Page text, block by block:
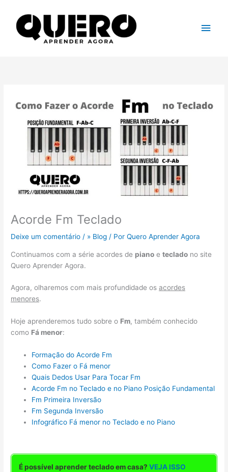
conteúdo
Acorde Fm Teclado
Deixe um comentário / » Blog / PorQuero Aprender Agora
Continuamos com a série acordes de piano eteclado no site
Quero Aprender Agora.
Agora, olharemos com mais profundidade osacordes
menores.
Hoje aprenderemos tudo sobre o Fm, também conhecido
como Fá menor:
Formação do Acorde Fm
Como Fazer o Fá menor
Quais Dedos Usar Para Tocar Fm
Acorde Fm no Teclado e no Piano Posição Fundamental
Fm Primeira Inversão
Fm Segunda Inversão
Infográfico Fá menor no Teclado e no Piano
É possível aprender teclado em casa? VEJA ISSO